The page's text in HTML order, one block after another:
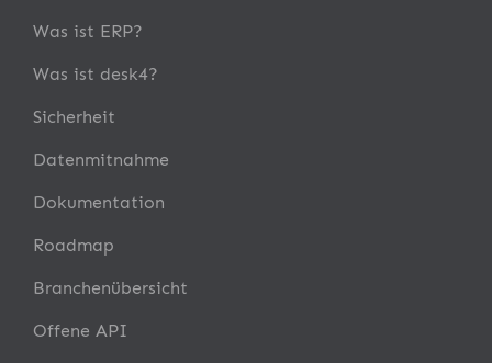
Was ist ERP?
Was ist desk4?
Sicherheit
Datenmitnahme
Dokumentation
Roadmap
Branchenübersicht
Offene API